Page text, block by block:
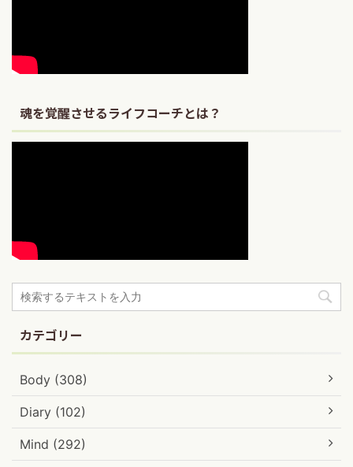
魂を覚醒させるライフコーチとは？
カテゴリー
Body (308)
Diary (102)
Mind (292)